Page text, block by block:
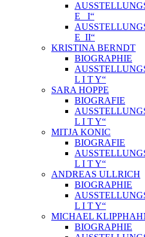
E_ I“
E_II“
KRISTINA BERNDT
BIOGRAPHIE
L I T Y“
SARA HOPPE
BIOGRAFIE
L I T Y“
MITJA KONIC
BIOGRAFIE
L I T Y“
ANDREAS ULLRICH
BIOGRAPHIE
L I T Y“
MICHAEL
BIOGRAPHIE